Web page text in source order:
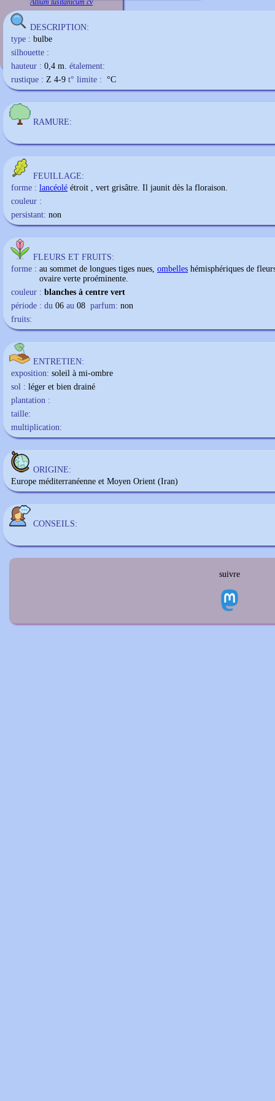
Allium lusitanicum cv
DESCRIPTION:
type : bulbe
silhouette :
hauteur : 0,4 m. étalement:
rustique : Z 4-9 t° limite : °C
RAMURE:
FEUILLAGE:
forme : lancéolé étroit , vert grisâtre. Il jaunit dès la floraison.
couleur :
persistant: non
FLEURS ET FRUITS:
forme : au sommet de longues tiges nues, ombelles hémisphériques de
ovaire verte proéminente.
couleur : blanches à centre vert
période : du 06 au 08 parfum: non
fruits:
ENTRETIEN:
exposition: soleil à mi-ombre
sol : léger et bien drainé
plantation :
taille:
multiplication:
ORIGINE:
Europe méditerranéenne et Moyen Orient (Iran)
CONSEILS:
suivre